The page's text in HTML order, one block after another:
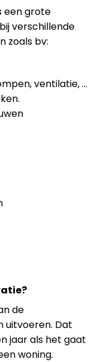
een grote
verschillende
zoals bv:
ventilatie, …
de
uitvoeren. Dat
jaar als het gaat
woning.